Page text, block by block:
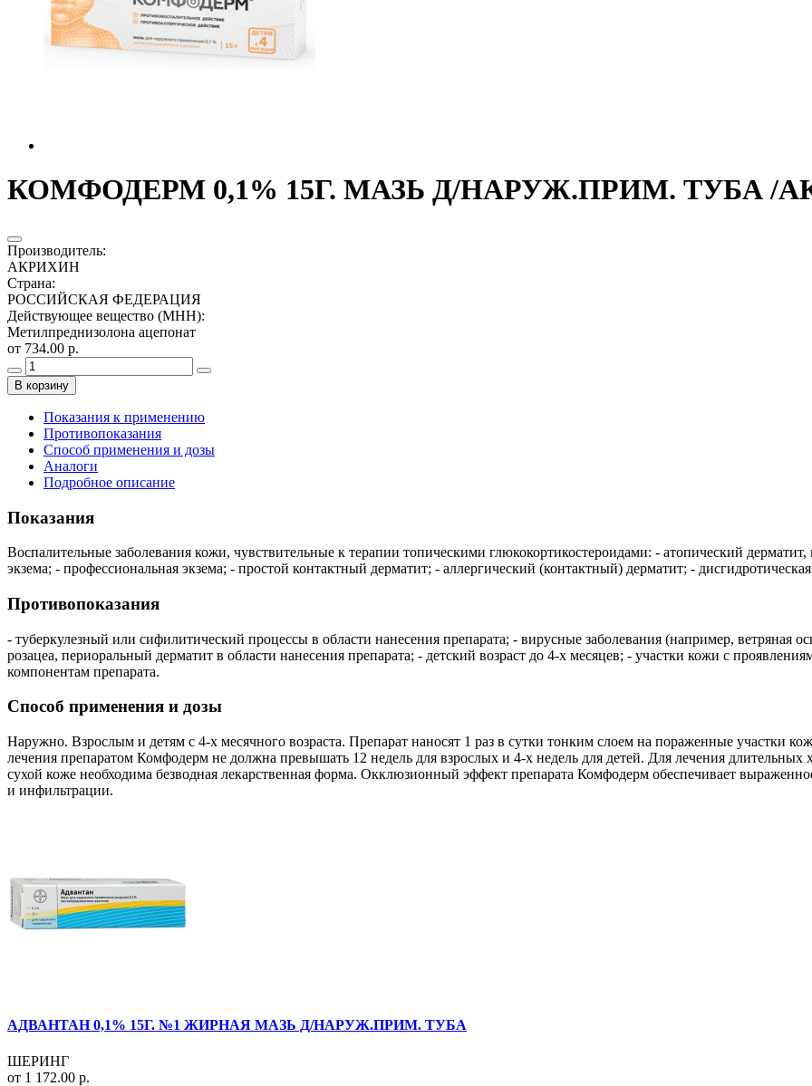
КОМФОДЕРМ 0,1% 15Г. МАЗЬ Д/НАРУЖ.ПРИМ. ТУБА /
Производитель:
АКРИХИН
Страна:
РОССИЙСКАЯ ФЕДЕРАЦИЯ
Действующее вещество (МНН):
Метилпреднизолона ацепонат
от 734.00 р.
В корзину
Показания к применению
Противопоказания
Способ применения и дозы
Аналоги
Подробное описание
Показания
Воспалительные заболевания кожи, чувствительные к терапии топическими глюкокортикостероидами: - атопический
экзема; - профессиональная экзема; - простой контактный дерматит; - аллергический (контактный) дерматит; - дисгидротическая
Противопоказания
- туберкулезный или сифилитический процессы в области нанесения препарата; - вирусные заболевания (например, ветряная
розацеа, периоральный дерматит в области нанесения препарата; - детский возраст до 4-х месяцев; - участки кожи с
компонентам препарата.
Способ применения и дозы
Наружно. Взрослым и детям с 4-х месячного возраста. Препарат наносят 1 раз в сутки тонким слоем на пораженные участки
лечения препаратом Комфодерм не должна превышать 12 недель для взрослых и 4-х недель для детей. Для лечения
сухой коже необходима безводная лекарственная форма. Окклюзионный эффект препарата Комфодерм обеспечивает
и инфильтрации.
АДВАНТАН 0,1% 15Г. №1 ЖИРНАЯ МАЗЬ Д/НАРУЖ.ПРИМ. ТУБА
ШЕРИНГ
от 1 172.00 р.